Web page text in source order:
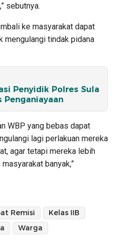
sebutnya.
ke masyarakat dapat
mengulangi tindak pidana
Penyidik Polres Sula
Penganiayaan
WBP yang bebas dapat
lagi perlakuan mereka
agar tetapi mereka lebih
banyak,”
Remisi
Kelas IIB
Warga